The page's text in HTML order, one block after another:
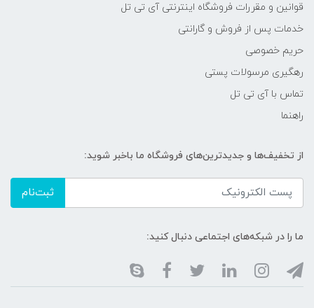
قوانین و مقررات فروشگاه اینترنتی آی تی تل
خدمات پس از فروش و گارانتی
حریم خصوصی
رهگیری مرسولات پستی
تماس با آی تی تل
راهنما
از تخفیف‌ها و جدیدترین‌های فروشگاه ما باخبر شوید:
ثبت‌نام
ما را در شبکه‌های اجتماعی دنبال کنید: